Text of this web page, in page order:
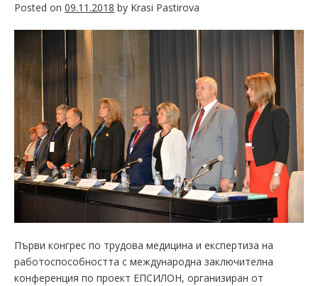
Posted on 09.11.2018 by Krasi Pastirova
Първи конгрес по трудова медицина и експертиза на
работоспособността с международна заключителна
конференция по проект ЕПСИЛОН, организиран от